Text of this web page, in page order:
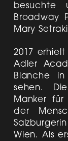
besuchte
Broadway
Mary
2017
Adler
Blanche
sehen.
Manker
der
Wien. Als